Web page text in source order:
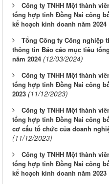
Công ty TNHH Một thành
tổng hợp tỉnh Đồng Nai công
kế hoạch kinh doanh năm 2024
Tổng Công ty Công nghiệp
thông tin Báo cáo mục tiêu
năm 2024 (12/03/2024)
Công ty TNHH Một thành
tổng hợp tỉnh Đồng Nai công
2023 (11/12/2023)
Công ty TNHH Một thành
tổng hợp tỉnh Đồng Nai công
cơ cấu tổ chức của doanh
(11/12/2023)
Công ty TNHH Một thành
tổng hợp tỉnh Đồng Nai công
kế hoạch kinh doanh năm 2023